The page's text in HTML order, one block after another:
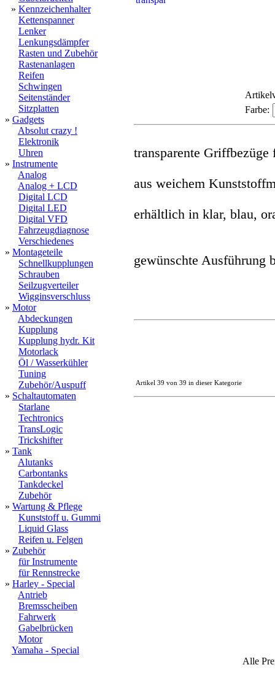
» Kennzeichenhalter
Kettenspanner
Lenker
Lenkungsdämpfer
Rasten und Zubehör
Rastenanlagen
Reifen
Schwingen
Seitenständer
Sitzplatten
» Gadgets
Absolut crazy !
Elektronik
Uhren
» Instrumente
Analog
Analog + LCD
Digital LCD
Digital LED
Digital VFD
Fahrzeugdiagnose
Verschiedenes
» Montageteile
Schnellkupplungen
Schrauben
Seilzugverteiler
Wigginsverschluss
» Motor
Abdeckungen
Kupplung
Kupplung hydr. Kit
Motorlack
Öl / Wasserkühler
Tuning
Zubehör/Auspuff
» Schaltautomaten
Starlane
Techtronics
TransLogic
Trickshifter
» Tank
Alutanks
Carbontanks
Tankdeckel
Zubehör
» Wartung & Pflege
Kunststoff u. Gummi
Liquid Glass
Reifen u. Felgen
» Zubehör
für Instrumente
für Rennstrecke
» Harley - Special
Antrieb
Bremsscheiben
Fahrwerk
Gabelbrücken
Motor
Yamaha - Special
Farbe:
transparente
aus weichem
erhältlich in klar, blau,
gewünschte Ausführung
Artikel 39 von 39 in dieser Kategorie
Alle